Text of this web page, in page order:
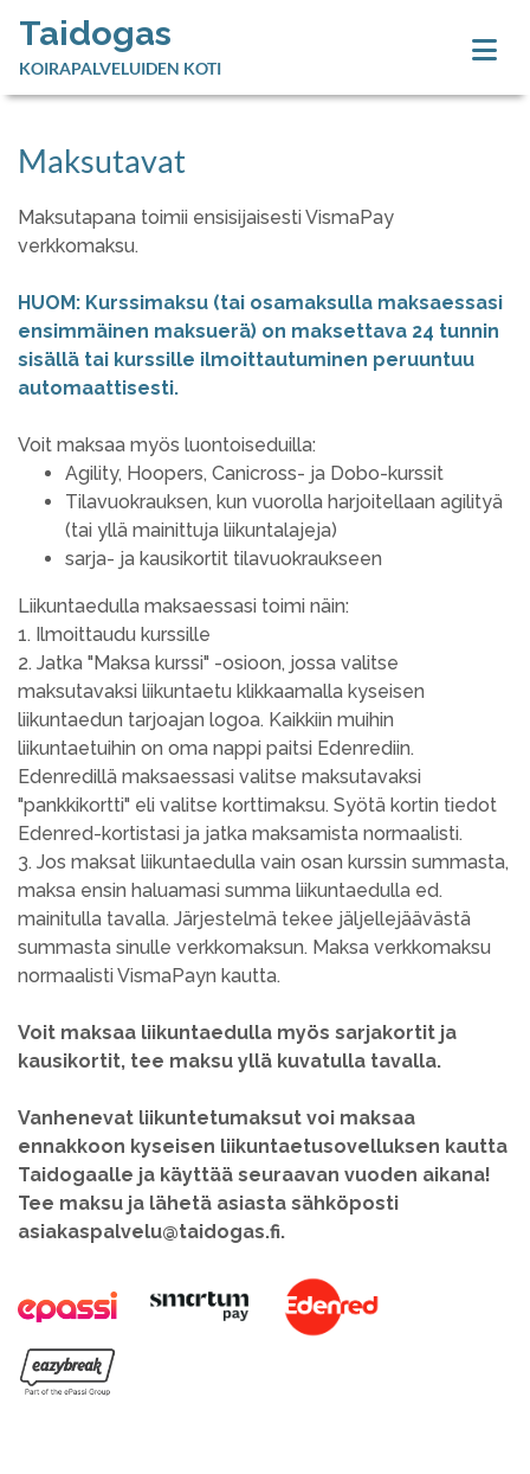
Taidogas
KOIRAPALVELUIDEN KOTI
Maksutavat
Maksutapana toimii ensisijaisesti VismaPay
verkkomaksu.
HUOM: Kurssimaksu (tai osamaksulla maksaessasi
ensimmäinen maksuerä) on maksettava 24 tunnin
sisällä tai kurssille ilmoittautuminen peruuntuu
automaattisesti.
Voit maksaa myös luontoiseduilla:
Agility, Hoopers, Canicross- ja Dobo-kurssit
Tilavuokrauksen, kun vuorolla harjoitellaan agilityä
(tai yllä mainittuja liikuntalajeja)
sarja- ja kausikortit tilavuokraukseen
Liikuntaedulla maksaessasi toimi näin:
1. Ilmoittaudu kurssille
2. Jatka "Maksa kurssi" -osioon, jossa valitse
maksutavaksi liikuntaetu klikkaamalla kyseisen
liikuntaedun tarjoajan logoa. Kaikkiin muihin
liikuntaetuihin on oma nappi paitsi Edenrediin.
Edenredillä maksaessasi valitse maksutavaksi
"pankkikortti" eli valitse korttimaksu. Syötä kortin tiedot
Edenred-kortistasi ja jatka maksamista normaalisti.
3. Jos maksat liikuntaedulla vain osan kurssin summasta,
maksa ensin haluamasi summa liikuntaedulla ed.
mainitulla tavalla. Järjestelmä tekee jäljellejäävästä
summasta sinulle verkkomaksun. Maksa verkkomaksu
normaalisti VismaPayn kautta.
Voit maksaa liikuntaedulla myös sarjakortit ja
kausikortit, tee maksu yllä kuvatulla tavalla.
Vanhenevat liikuntetumaksut voi maksaa
ennakkoon kyseisen liikuntaetusovelluksen kautta
Taidogaalle ja käyttää seuraavan vuoden aikana!
Tee maksu ja lähetä asiasta sähköposti
asiakaspalvelu@taidogas.fi.